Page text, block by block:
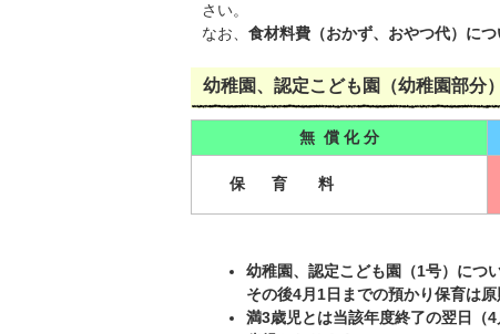
さい。
なお、 食材料費（おかず、おやつ代）に
幼稚園、認定こども園（幼稚園部分
無 償 化 分
保 育 料
幼稚園、認定こども園（1号）につ
その後4月1日までの預かり保育は原
満3歳児とは当該年度終了の翌日（